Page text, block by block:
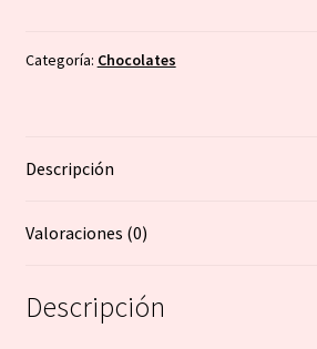
Montecelio
Categoría: Chocolates
Descripción
Valoraciones (0)
Descripción